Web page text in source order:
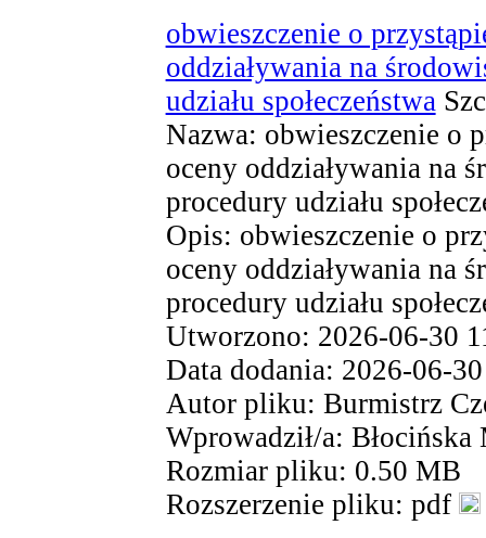
obwieszczenie o
oddziaływania na
udziału społeczeństwa
Nazwa: obwieszczenie o
oceny oddziaływania na
procedury udziału
Opis: obwieszczenie o
oceny oddziaływania na
procedury udziału
Utworzono: 2026-06-30
Data dodania: 2026-06-
Autor pliku: Burmistrz
Wprowadził/a: Błocińska
Rozmiar pliku: 0.50 MB
Rozszerzenie pliku: pdf